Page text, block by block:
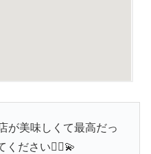
が美味しくて最高だっ
ください🙂‍↕️💫